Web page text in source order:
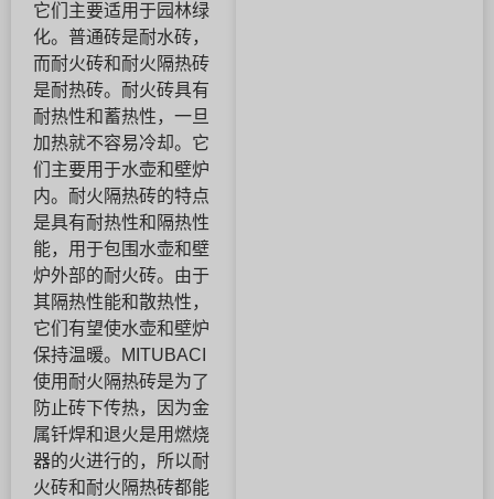
它们主要适用于园林绿
化。普通砖是耐水砖，
而耐火砖和耐火隔热砖
是耐热砖。耐火砖具有
耐热性和蓄热性，一旦
加热就不容易冷却。它
们主要用于水壶和壁炉
内。耐火隔热砖的特点
是具有耐热性和隔热性
能，用于包围水壶和壁
炉外部的耐火砖。由于
其隔热性能和散热性，
它们有望使水壶和壁炉
保持温暖。MITUBACI
使用耐火隔热砖是为了
防止砖下传热，因为金
属钎焊和退火是用燃烧
器的火进行的，所以耐
火砖和耐火隔热砖都能